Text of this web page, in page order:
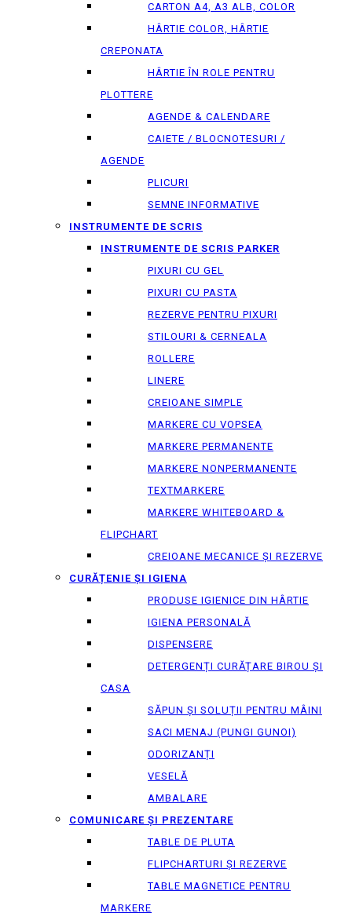
CARTON A4, A3 ALB, COLOR
HÂRTIE COLOR, HÂRTIE
CREPONATA
HÂRTIE ÎN ROLE PENTRU
PLOTTERE
AGENDE & CALENDARE
CAIETE / BLOCNOTESURI /
AGENDE
PLICURI
SEMNE INFORMATIVE
INSTRUMENTE DE SCRIS
INSTRUMENTE DE SCRIS PARKER
PIXURI CU GEL
PIXURI CU PASTA
REZERVE PENTRU PIXURI
STILOURI & СERNEALA
ROLLERE
LINERE
CREIOANE SIMPLE
MARKERE CU VOPSEA
MARKERE PERMANENTE
MARKERE NONPERMANENTE
TEXTMARKERE
MARKERE WHITEBOARD &
FLIPCHART
CREIOANE MECANICE ȘI REZERVE
CURĂȚENIE ȘI IGIENA
PRODUSE IGIENICE DIN HÂRTIE
IGIENA PERSONALĂ
DISPENSERE
DETERGENȚI CURĂȚARE BIROU ȘI
CASA
SĂPUN ȘI SOLUȚII PENTRU MÂINI
SACI MENAJ (PUNGI GUNOI)
ODORIZANȚI
VESELĂ
AMBALARE
COMUNICARE ȘI PREZENTARE
TABLE DE PLUTA
FLIPCHARTURI ȘI REZERVE
TABLE MAGNETICE PENTRU
MARKERE